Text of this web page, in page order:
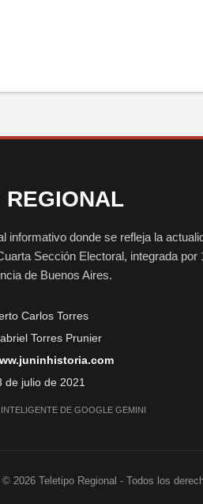
REGIONAL
informativo donde se refleja la
Sección Electoral, integrada por
de Buenos Aires.
Carlos Torres
Torres Prunier
de julio de 2021
DE GOOGLE GEMINI
© 2026 Teletipo Regional - Todos los